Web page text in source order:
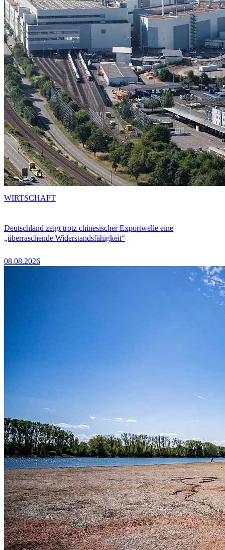
Deutschland zeigt trotz chinesischer Exportwelle eine
„überraschende Widerstandsfähigkeit“
08.08.2026
WIRTSCHAFT